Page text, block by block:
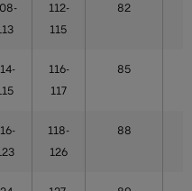
112-
115
82
116-
117
85
118-
126
88